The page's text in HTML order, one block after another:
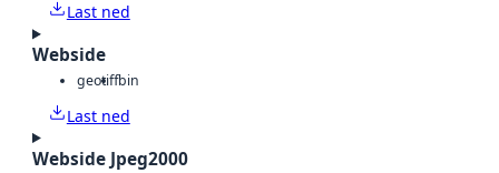
Last ned
Webside
geotiffbin
Last ned
Webside Jpeg2000